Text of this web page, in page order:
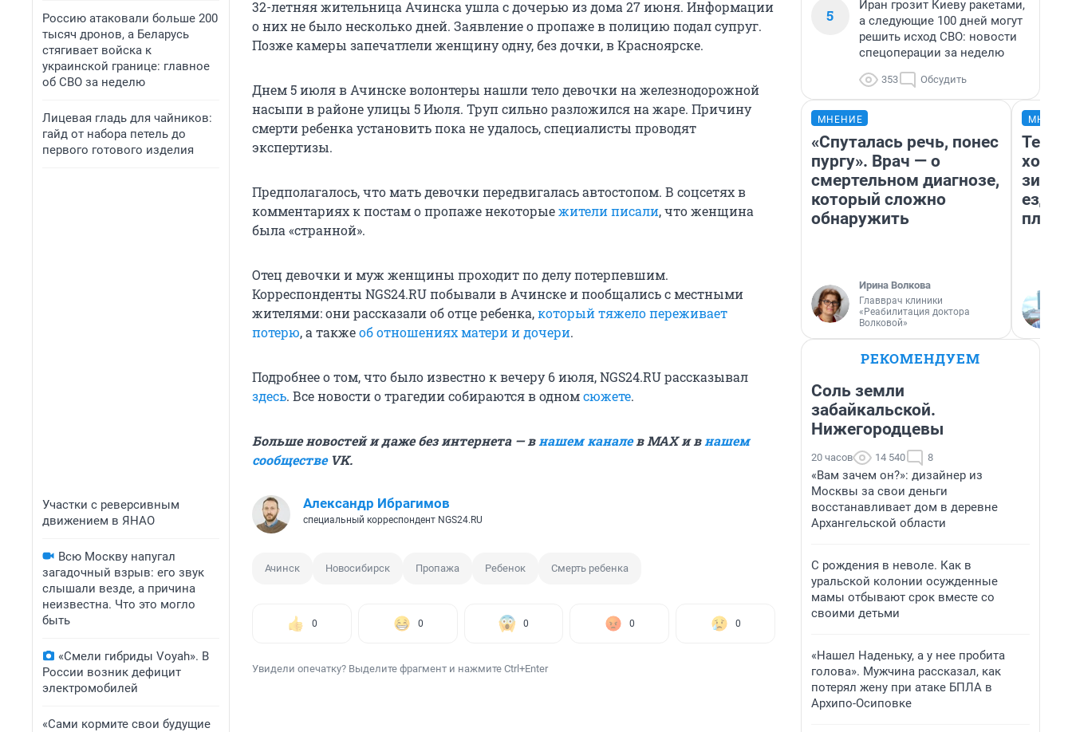
Россию атаковали больше 200
тысяч дронов, а Беларусь
стягивает войска к
украинской границе: главное
об СВО за неделю
Лицевая гладь для чайников:
гайд от набора петель до
первого готового изделия
Участки с реверсивным
движением в ЯНАО
Всю Москву напугал
загадочный взрыв: его звук
слышали везде, а причина
неизвестна. Что это могло
быть
«Смели гибриды Voyah». В
России возник дефицит
электромобилей
«Сами кормите свои будущие
32-летняя жительница Ачинска ушла с дочерью из дома 27 июня. Информации
о них не было несколько дней. Заявление о пропаже в полицию подал супруг.
Позже камеры запечатлели женщину одну, без дочки, в Красноярске.
Днем 5 июля в Ачинске волонтеры нашли тело девочки на железнодорожной
насыпи в районе улицы 5 Июля. Труп сильно разложился на жаре. Причину
смерти ребенка установить пока не удалось, специалисты проводят
экспертизы.
Предполагалось, что мать девочки передвигалась автостопом. В соцсетях в
комментариях к постам о пропаже некоторыежители писали, что женщина
была «странной».
Отец девочки и муж женщины проходит по делу потерпевшим.
Корреспонденты NGS24.RU побывали в Ачинске и пообщались с местными
жителями: они рассказали об отце ребенка,который тяжело переживает
потерю, а такжеоб отношениях матери и дочери.
Подробнее о том, что было известно к вечеру 6 июля, NGS24.RU рассказывал
здесь. Все новости о трагедии собираются в одномсюжете.
Больше новостей и даже без интернета — внашем каналев MAX и внашем
сообществеVK.
Александр Ибрагимов
специальный корреспондент NGS24.RU
Ачинск Новосибирск Пропажа Ребенок Смерть ребенка
0 0 0 0 0
Увидели опечатку? Выделите фрагмент и нажмите Ctrl+Enter
5
Иран грозит Киеву ракетами,
а следующие 100 дней могут
решить исход СВО: новости
спецоперации за неделю
353 Обсудить
МНЕНИЕ
«Спуталась речь, понес
пургу». Врач — о
смертельном диагнозе,
который сложно
обнаружить
Ирина Волкова
Главврач клиники
«Реабилитация доктора
Волковой»
ездит
РЕКОМЕНДУЕМ
Соль земли
забайкальской.
Нижегородцевы
20 часов 14 540 8
«Вам зачем он?»: дизайнер из
Москвы за свои деньги
восстанавливает дом в деревне
Архангельской области
С рождения в неволе. Как в
уральской колонии осужденные
мамы отбывают срок вместе со
своими детьми
«Нашел Наденьку, а у нее пробита
голова». Мужчина рассказал, как
потерял жену при атаке БПЛА в
Архипо-Осиповке